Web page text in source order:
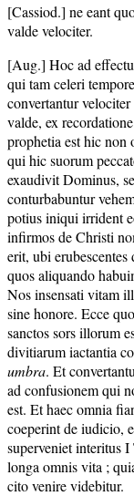
[Cassiod.] ne eant
valde velociter.
[Aug.] Hoc ad
qui tam celeri
convertantur
valde, ex
prophetia est hic
qui hic suorum
exaudivit Dominus,
conturbabuntur
potius iniqui irrident
infirmos de Christi
erit, ubi
quos aliquando
Nos insensati vitam
sine honore. Ecce
sanctos sors illorum
divitiarum iactantia
umbra. Et
ad confusionem qui
est. Et haec omnia
coeperint de iudicio,
superveniet interitus
longa omnis vita ;
cito venire videbitur.